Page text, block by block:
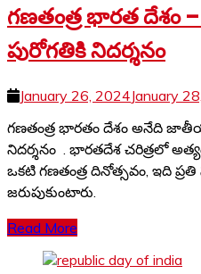
గణతంత్ర భారత దేశం
పురోగతికి నిదర్శనం
January 26, 2024January
గణతంత్ర భారతం దేశం అనేది
నిదర్శనం . భారతదేశ చరిత్రలో
ఒకటి గణతంత్ర దినోత్సవం, ఇది
జరుపుకుంటారు.
Read More